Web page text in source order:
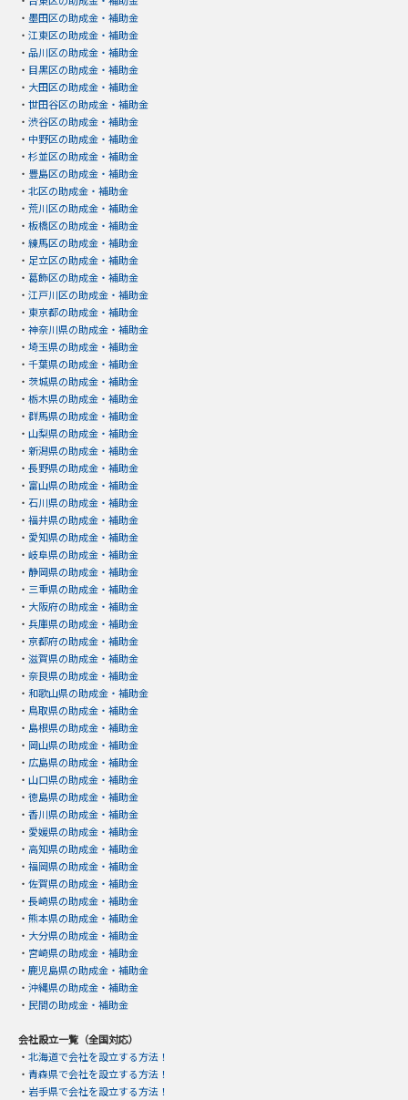
・ 墨田区の助成金・補助金
・ 江東区の助成金・補助金
・ 品川区の助成金・補助金
・ 目黒区の助成金・補助金
・ 大田区の助成金・補助金
・ 世田谷区の助成金・補助金
・ 渋谷区の助成金・補助金
・ 中野区の助成金・補助金
・ 杉並区の助成金・補助金
・ 豊島区の助成金・補助金
・ 北区の助成金・補助金
・ 荒川区の助成金・補助金
・ 板橋区の助成金・補助金
・ 練馬区の助成金・補助金
・ 足立区の助成金・補助金
・ 葛飾区の助成金・補助金
・ 江戸川区の助成金・補助金
・ 東京都の助成金・補助金
・ 神奈川県の助成金・補助金
・ 埼玉県の助成金・補助金
・ 千葉県の助成金・補助金
・ 茨城県の助成金・補助金
・ 栃木県の助成金・補助金
・ 群馬県の助成金・補助金
・ 山梨県の助成金・補助金
・ 新潟県の助成金・補助金
・ 長野県の助成金・補助金
・ 富山県の助成金・補助金
・ 石川県の助成金・補助金
・ 福井県の助成金・補助金
・ 愛知県の助成金・補助金
・ 岐阜県の助成金・補助金
・ 静岡県の助成金・補助金
・ 三重県の助成金・補助金
・ 大阪府の助成金・補助金
・ 兵庫県の助成金・補助金
・ 京都府の助成金・補助金
・ 滋賀県の助成金・補助金
・ 奈良県の助成金・補助金
・ 和歌山県の助成金・補助金
・ 鳥取県の助成金・補助金
・ 島根県の助成金・補助金
・ 岡山県の助成金・補助金
・ 広島県の助成金・補助金
・ 山口県の助成金・補助金
・ 徳島県の助成金・補助金
・ 香川県の助成金・補助金
・ 愛媛県の助成金・補助金
・ 高知県の助成金・補助金
・ 福岡県の助成金・補助金
・ 佐賀県の助成金・補助金
・ 長崎県の助成金・補助金
・ 熊本県の助成金・補助金
・ 大分県の助成金・補助金
・ 宮崎県の助成金・補助金
・ 鹿児島県の助成金・補助金
・ 沖縄県の助成金・補助金
・ 民間の助成金・補助金
会社設立一覧（全国対応）
・ 北海道で会社を設立する方法！
・ 青森県で会社を設立する方法！
・ 岩手県で会社を設立する方法！